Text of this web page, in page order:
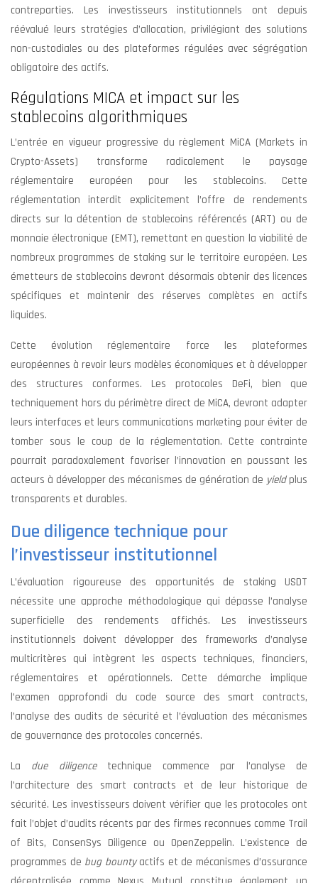
contreparties. Les investisseurs institutionnels ont depuis
réévalué leurs stratégies d’allocation, privilégiant des solutions
non-custodiales ou des plateformes régulées avec ségrégation
obligatoire des actifs.
Régulations MICA et impact sur les
stablecoins algorithmiques
L’entrée en vigueur progressive du règlement MiCA (Markets in
Crypto-Assets) transforme radicalement le paysage
réglementaire européen pour les stablecoins. Cette
réglementation interdit explicitement l’offre de rendements
directs sur la détention de stablecoins référencés (ART) ou de
monnaie électronique (EMT), remettant en question la viabilité de
nombreux programmes de staking sur le territoire européen. Les
émetteurs de stablecoins devront désormais obtenir des licences
spécifiques et maintenir des réserves complètes en actifs
liquides.
Cette évolution réglementaire force les plateformes
européennes à revoir leurs modèles économiques et à développer
des structures conformes. Les protocoles DeFi, bien que
techniquement hors du périmètre direct de MiCA, devront adapter
leurs interfaces et leurs communications marketing pour éviter de
tomber sous le coup de la réglementation. Cette contrainte
pourrait paradoxalement favoriser l’innovation en poussant les
acteurs à développer des mécanismes de génération de yieldplus
transparents et durables.
Due diligence technique pour
l’investisseur institutionnel
L’évaluation rigoureuse des opportunités de staking USDT
nécessite une approche méthodologique qui dépasse l’analyse
superficielle des rendements affichés. Les investisseurs
institutionnels doivent développer des frameworks d’analyse
multicritères qui intègrent les aspects techniques, financiers,
réglementaires et opérationnels. Cette démarche implique
l’examen approfondi du code source des smart contracts,
l’analyse des audits de sécurité et l’évaluation des mécanismes
de gouvernance des protocoles concernés.
La due diligencetechnique commence par l’analyse de
l’architecture des smart contracts et de leur historique de
sécurité. Les investisseurs doivent vérifier que les protocoles ont
fait l’objet d’audits récents par des firmes reconnues comme Trail
of Bits, ConsenSys Diligence ou OpenZeppelin. L’existence de
programmes de bug bountyactifs et de mécanismes d’assurance